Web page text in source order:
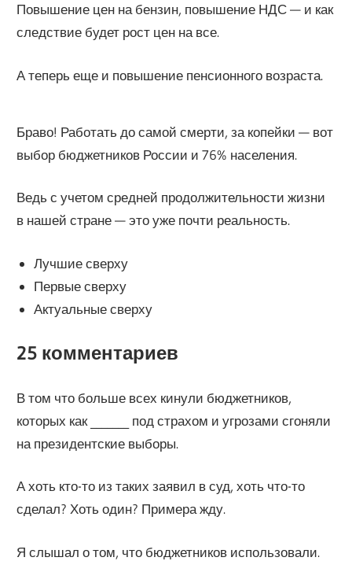
Повышение цен на бензин, повышение НДС — и как
следствие будет рост цен на все.
А теперь еще и повышение пенсионного возраста.
Браво! Работать до самой смерти, за копейки — вот
выбор бюджетников России и 76% населения.
Ведь с учетом средней продолжительности жизни
в нашей стране — это уже почти реальность.
Лучшие сверху
Первые сверху
Актуальные сверху
25 комментариев
В том что больше всех кинули бюджетников,
которых как _______ под страхом и угрозами сгоняли
на президентские выборы.
А хоть кто-то из таких заявил в суд, хоть что-то
сделал? Хоть один? Примера жду.
Я слышал о том, что бюджетников использовали.